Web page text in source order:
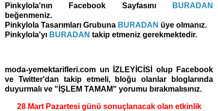
Pinkylola'nın Facebook Sayfasını
BURADAN
beğenmeniz.
Pinkylola Tasarımları Grubuna BURADAN üye olmanız.
Pinkylola'yı BURADAN takip etmeniz gerekmektedir.
moda-yemektarifleri.com un İZLEYİCİSİ olup Facebook
ve Twitter'dan takip etmeli, bloğu olanlar bloglarında
duyurmalı ve "İŞLEM TAMAM" yorumu bırakmalısınız.
28 Mart Pazartesi günü sonuçlanacak olan etkinlik